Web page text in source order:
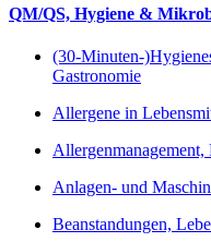
QM/QS, Hygiene &
(30-Minuten-
Gastronomie
Allergene in
Allergenmanagement,
Anlagen- und
Beanstandungen,